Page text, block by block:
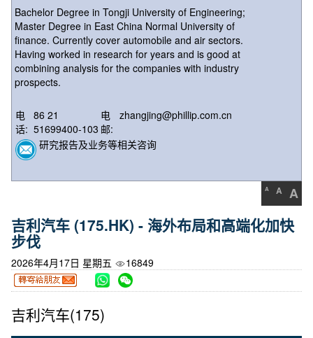
Bachelor Degree in Tongji University of Engineering;
Master Degree in East China Normal University of
finance. Currently cover automobile and air sectors.
Having worked in research for years and is good at
combining analysis for the companies with industry
prospects.
电
话:
86 21
51699400-103
电
邮:
zhangjing@phillip.com.cn
研究报告及业务等相关咨询
A A A
吉利汽车 (175.HK) - 海外布局和高端化加快
步伐
2026年4月17日 星期五 16849
吉利汽车(175)